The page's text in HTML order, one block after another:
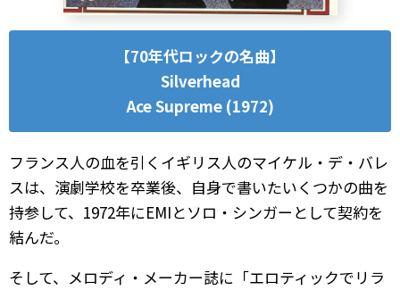
【70年代ロックの名曲】
Silverhead
Ace Supreme (1972)
フランス人の血を引くイギリス人のマイケル・デ・バレ
スは、演劇学校を卒業後、自身で書いたいくつかの曲を
持参して、1972年にEMIとソロ・シンガーとして契約を
結んだ。
そして、メロディ・メーカー誌に「エロティックでリラ